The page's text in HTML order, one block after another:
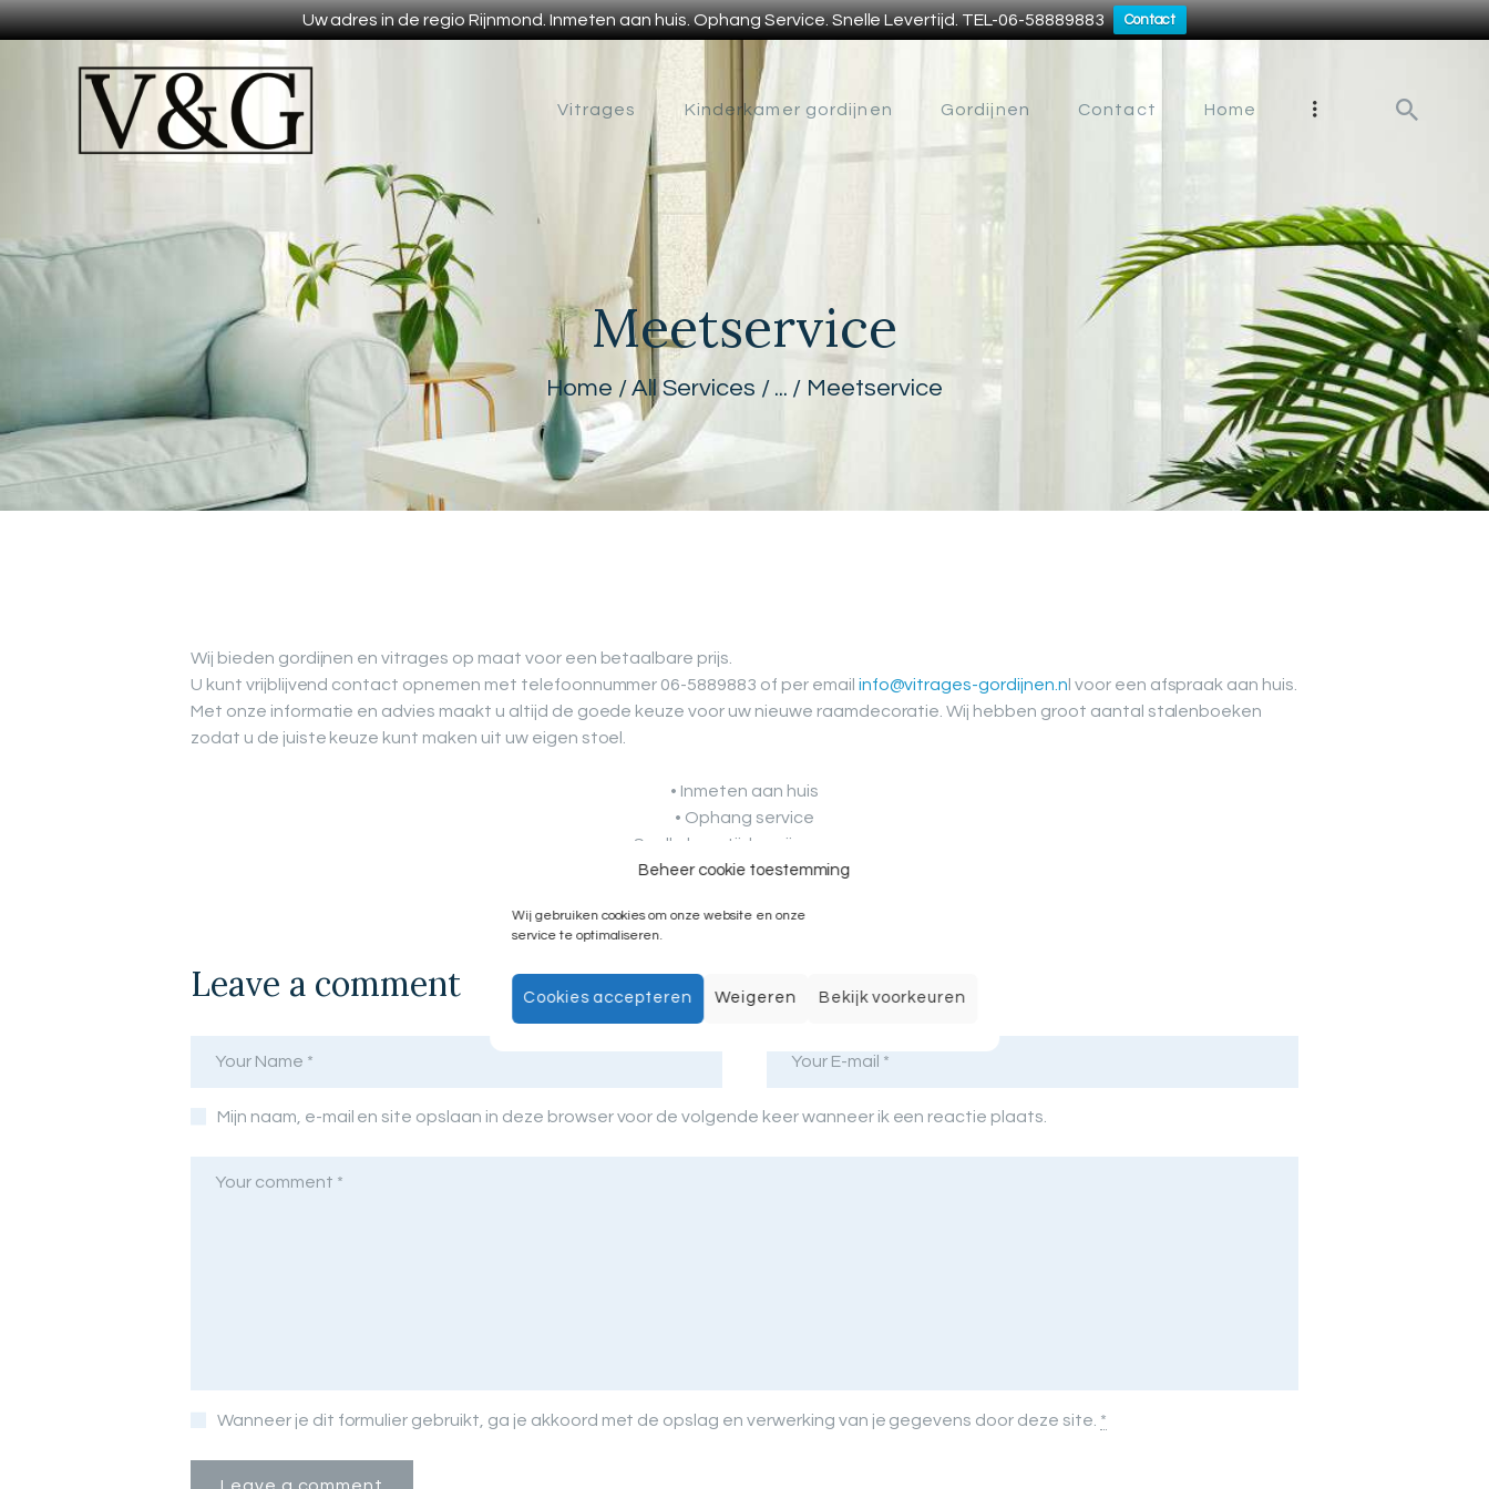
Uw adres in de regio Rijnmond. Inmeten aan huis. Ophang Service. Snelle Levertijd. TEL-06-58889883 Contact
Beheer cookie toestemming
Wij gebruiken cookies om onze website en onze
service te optimaliseren.
Cookies accepteren Weigeren Bekijk voorkeuren
Vitrages Kinderkamer gordijnen Gordijnen Contact Home
Meetservice
Home All Services ... Meetservice
VITRAGES & GORDIJNEN
Wij bieden gordijnen en vitrages op maat voor een betaalbare prijs. Inmeten aan huis. Ophang Service. Snelle Prijsopgave en levertijd
VITRAGES
KINDERKAMER
GORDIJNEN
GORDIJNEN
CONTACT
HOME
OVER ONS
VEEL
GESTELDE
VRAGEN
SHOP
COOKIEBELEID
Wij bieden gordijnen en vitrages op maat voor een betaalbare prijs.
U kunt vrijblijvend contact opnemen met telefoonnummer 06-5889883 of per email info@vitrages-gordijnen.nl voor een afspraak aan huis.
Met onze informatie en advies maakt u altijd de goede keuze voor uw nieuwe raamdecoratie. Wij hebben groot aantal stalenboeken
zodat u de juiste keuze kunt maken uit uw eigen stoel.
• Inmeten aan huis
• Ophang service
• Snelle levertijd + prijsopgave
Leave a comment
Mijn naam, e-mail en site opslaan in deze browser voor de volgende keer wanneer ik een reactie plaats.
Wanneer je dit formulier gebruikt, ga je akkoord met de opslag en verwerking van je gegevens door deze site. *